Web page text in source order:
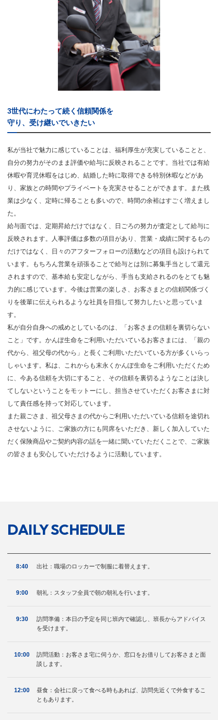
3世代にわたって続く信頼関係を
守り、受け継いでいきたい
私が当社で魅力に感じていることは、福利厚生が充実していることと、
自分の努力がそのまま評価や給与に反映されることです。当社では有給
休暇や育児休暇をはじめ、結婚した時に取得できる特別休暇などがあ
り、家族との時間やプライベートを充実させることができます。また残
業は少なく、定時に帰ることも多いので、時間の余裕はすごく増えまし
た。
給与面では、定期昇給だけではなく、日ごろの努力が査定として給与に
反映されます。人事評価は多数の項目があり、営業・成績に関するもの
だけではなく、日々のアフターフォローの活動などの項目も設けられて
います。もちろん営業を頑張ることで給与とは別に募集手当として還元
されますので、基本給も安定しながら、手当も支給されるのをとても魅
力的に感じています。今後は営業の楽しさ、お客さまとの信頼関係づく
りを後輩に伝えられるような社員を目指して努力したいと思っていま
す。
私が自分自身への戒めとしているのは、「お客さまの信頼を裏切らない
こと」です。かんぽ生命をご利用いただいているお客さまには、「親の
代から、祖父母の代から」と長くご利用いただいている方が多くいらっ
しゃいます。私は、これからも末永くかんぽ生命をご利用いただくため
に、今ある信頼を大切にすること、その信頼を裏切るようなことは決し
てしないということをモットーにし、担当させていただくお客さまに対
して責任感を持って対応しています。
また親ごさま、祖父母さまの代からご利用いただいている信頼を途切れ
させないように、ご家族の方にも同席をいただき、新しく加入していた
だく保険商品やご契約内容の話を一緒に聞いていただくことで、ご家族
の皆さまも安心していただけるように活動しています。
DAILYSCHEDULE
8:40 出社：職場のロッカーで制服に着替えます。
9:00 朝礼：スタッフ全員で朝の朝礼を行います。
9:30
訪問準備：本日の予定を同じ班内で確認し、班長からアドバイス
を受けます。
10:00
訪問活動：お客さま宅に伺うか、窓口をお借りしてお客さまと面
談します。
12:00
昼食：会社に戻って食べる時もあれば、訪問先近くで外食するこ
ともあります。